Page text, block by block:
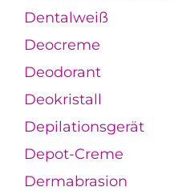
Dentalweiß
Deocreme
Deodorant
Deokristall
Depilationsgerät
Depot-Creme
Dermabrasion